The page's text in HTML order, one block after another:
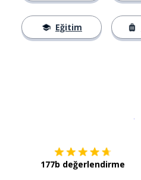
Eğitim
177b değerlendirme